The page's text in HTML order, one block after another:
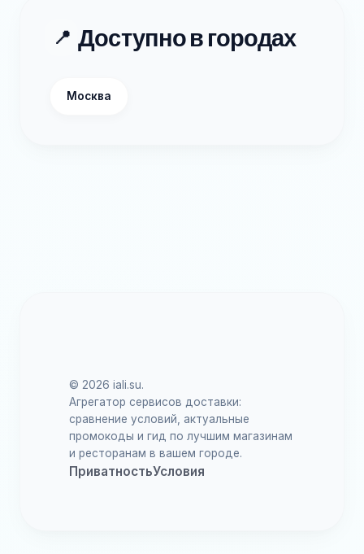
📍 Доступно в городах
Москва
© 2026 iali.su.
Агрегатор сервисов доставки:
сравнение условий, актуальные
промокоды и гид по лучшим магазинам
и ресторанам в вашем городе.
ПриватностьУсловия